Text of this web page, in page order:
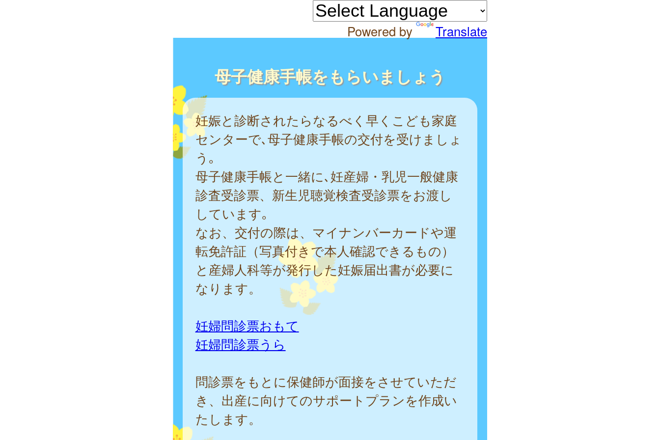
Powered by Translate
母子健康手帳をもらいましょう
妊娠と診断されたらなるべく早くこども家庭
センターで､母子健康手帳の交付を受けましょ
う｡
母子健康手帳と一緒に､妊産婦・乳児一般健康
診査受診票、新生児聴覚検査受診票をお渡し
しています｡
なお、交付の際は、マイナンバーカードや運
転免許証（写真付きで本人確認できるもの）
と産婦人科等が発行した妊娠届出書が必要に
なります。
妊婦問診票おもて
妊婦問診票うら
問診票をもとに保健師が面接をさせていただ
き、出産に向けてのサポートプランを作成い
たします。